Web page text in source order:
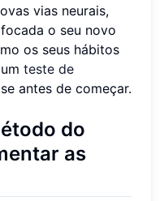
vias neurais,
o seu novo
os seus hábitos
teste de
antes de começar.
do
as